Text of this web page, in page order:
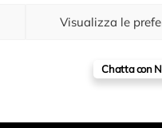
Visualizza le
Chatta con